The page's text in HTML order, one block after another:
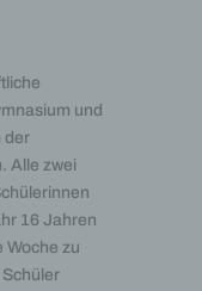
und
der
Alle zwei
16 Jahren
Woche zu